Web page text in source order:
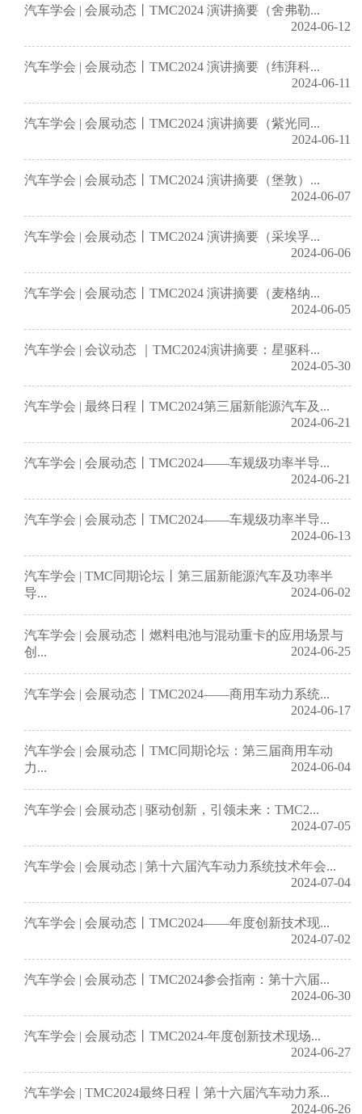
汽车学会 | 会展动态丨TMC2024 演讲摘要（舍弗勒...
2024-06-12
汽车学会 | 会展动态丨TMC2024 演讲摘要（纬湃科...
2024-06-11
汽车学会 | 会展动态丨TMC2024 演讲摘要（紫光同...
2024-06-11
汽车学会 | 会展动态丨TMC2024 演讲摘要（堡敦）...
2024-06-07
汽车学会 | 会展动态丨TMC2024 演讲摘要（采埃孚...
2024-06-06
汽车学会 | 会展动态丨TMC2024 演讲摘要（麦格纳...
2024-06-05
汽车学会 | 会议动态 ｜TMC2024演讲摘要：星驱科...
2024-05-30
汽车学会 | 最终日程丨TMC2024第三届新能源汽车及...
2024-06-21
汽车学会 | 会展动态丨TMC2024——车规级功率半导...
2024-06-21
汽车学会 | 会展动态丨TMC2024——车规级功率半导...
2024-06-13
汽车学会 | TMC同期论坛丨第三届新能源汽车及功率半
导...
2024-06-02
汽车学会 | 会展动态丨燃料电池与混动重卡的应用场景与
创...
2024-06-25
汽车学会 | 会展动态丨TMC2024——商用车动力系统...
2024-06-17
汽车学会 | 会展动态丨TMC同期论坛：第三届商用车动
力...
2024-06-04
汽车学会 | 会展动态 | 驱动创新，引领未来：TMC2...
2024-07-05
汽车学会 | 会展动态 | 第十六届汽车动力系统技术年会...
2024-07-04
汽车学会 | 会展动态丨TMC2024——年度创新技术现...
2024-07-02
汽车学会 | 会展动态丨TMC2024参会指南：第十六届...
2024-06-30
汽车学会 | 会展动态丨TMC2024-年度创新技术现场...
2024-06-27
汽车学会 | TMC2024最终日程丨第十六届汽车动力系...
2024-06-26